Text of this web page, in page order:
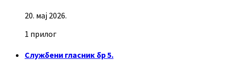
20. мај 2026.
1 прилог
Службени гласник бр 5.